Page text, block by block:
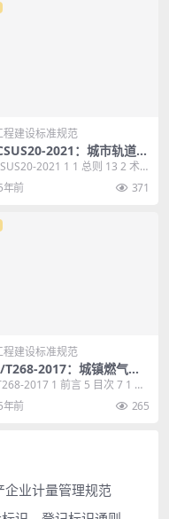
程建设标准规范
2021：城市轨道交
程管线综合信息模型设计
2021 1 1 总则 13 2 术
3 基本规定 1...
年前 371
程建设标准规范
T268-2017：城镇燃气工
能化技术规范
2017 1 前言 5 目次 7 1 总
2 术语 10 ...
年前 265
业计量管理规范